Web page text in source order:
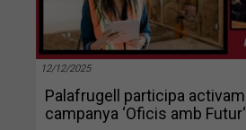
12/12/2025
Palafrugell participa
campanya ‘Oficis amb Futur‘